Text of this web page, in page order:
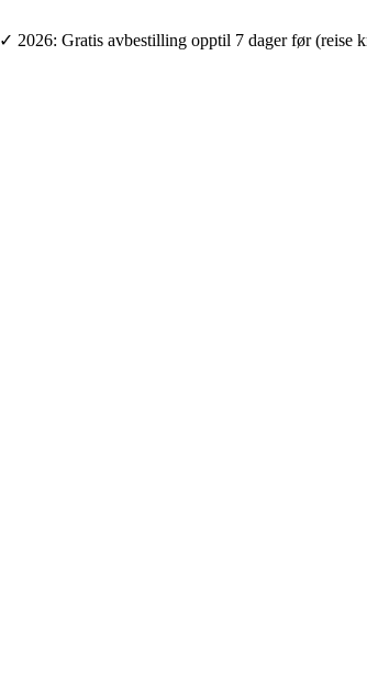
✓ 2026: Gratis avbestilling opptil 7 dager før (reise